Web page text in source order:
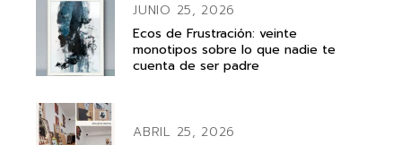
JUNIO 25, 2026
Ecos de Frustración: veinte
monotipos sobre lo que nadie te
cuenta de ser padre
ABRIL 25, 2026